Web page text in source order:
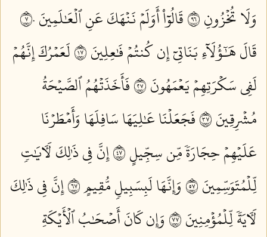
وَلَا تُخۡزُونِ ٦٩
قَالُوٓاْ أَوَلَمۡ نَنۡهَكَ عَنِ ٱلۡعَٰلَمِينَ ٧٠
قَالَ هَٰٓؤُلَآءِ بَنَاتِيٓ إِن كُنتُمۡ فَٰعِلِينَ ٧١
لَعَمۡرُكَ إِنَّهُمۡ
لَفِي سَكۡرَتِهِمۡ يَعۡمَهُونَ ٧٢
فَأَخَذَتۡهُمُ ٱلصَّيۡحَةُ
مُشۡرِقِينَ ٧٣
فَجَعَلۡنَا عَٰلِيَهَا سَافِلَهَا وَأَمۡطَرۡنَا
عَلَيۡهِمۡ حِجَارَةٗ مِّن سِجِّيلٍ ٧٤
إِنَّ فِي ذَٰلِكَ لَأٓيَٰتٖ
لِّلۡمُتَوَسِّمِينَ ٧٥
وَإِنَّهَا لَبِسَبِيلٖ مُّقِيمٍ ٧٦
إِنَّ فِي ذَٰلِكَ
لَأٓيَةٗ لِّلۡمُؤۡمِنِينَ ٧٧
وَإِن كَانَ أَصۡحَٰبُ ٱلۡأَيۡكَةِ